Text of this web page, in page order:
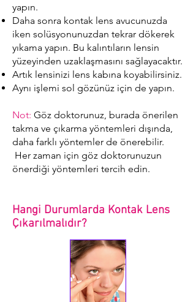
yapın.
Daha sonra kontak lens avucunuzda
iken solüsyonunuzdan tekrar dökerek
yıkama yapın. Bu kalıntıların lensin
yüzeyinden uzaklaşmasını sağlayacaktır.
Artık lensinizi lens kabına koyabilirsiniz.
Aynı işlemi sol gözünüz için de yapın.
Not: Göz doktorunuz, burada önerilen
takma ve çıkarma yöntemleri dışında,
daha farklı yöntemler de önerebilir.
Her zaman için göz doktorunuzun
önerdiği yöntemleri tercih edin.
Hangi Durumlarda Kontak Lens
Çıkarılmalıdır?